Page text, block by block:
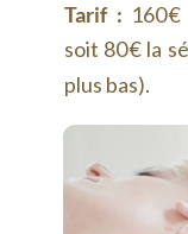
Tarif : 160€
soit 80€ la
plus bas).